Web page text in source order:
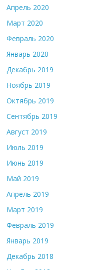
Апрель 2020
Март 2020
Февраль 2020
Январь 2020
Декабрь 2019
Ноябрь 2019
Октябрь 2019
Сентябрь 2019
Август 2019
Июль 2019
Июнь 2019
Май 2019
Апрель 2019
Март 2019
Февраль 2019
Январь 2019
Декабрь 2018